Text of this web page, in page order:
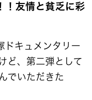
！友情と貧乏に彩
ど、第二弾として
でいただきた